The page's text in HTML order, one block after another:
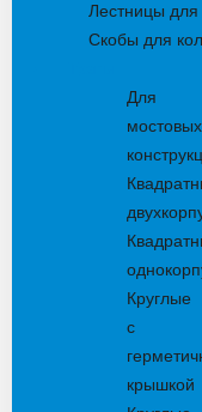
Лестницы для
Скобы для
Для
мостовых
Круглые
с
крышкой